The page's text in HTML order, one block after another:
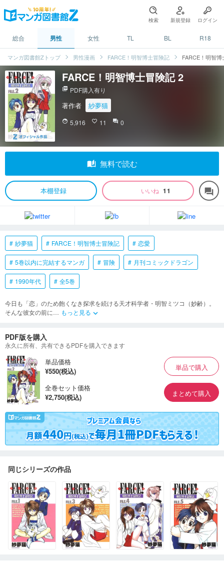
検索 新規登録 ログイン
総合 男性 女性 TL BL R18
マンガ図書館Zトップ 男性漫画 FARCE！明智博士冒険記 FARCE！明智
FARCE！明智博士冒険記 2
picture_as_pdf PDF購入有り
著作者 紗夢猫
face 5,916 favorite_border 11 question_answer 0
auto_stories 無料で読む
本棚登録 いいね 11 forum
紗夢猫 FARCE！明智博士冒険記 恋愛
5巻以内に完結するマンガ 冒険 月刊コミックドラゴン
1990年代 全5巻
今日も「恋」のため飽くなき探求を続ける天才科学者・明智ミツコ（妙齢）。
そんな彼女の前に… もっと見る keyboard_arrow_down
PDF版を購入
永久に所有、共有できるPDFを購入できます
単品価格
¥550(税込)
単品で購入
全巻セット価格
¥2,750(税込)
まとめて購入
同じシリーズの作品